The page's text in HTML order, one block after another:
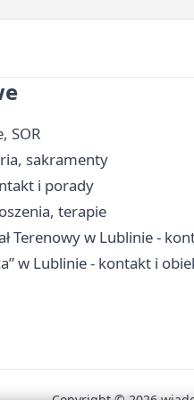
SOR
sakramenty
i porady
terapie
Terenowy w Lublinie -
w Lublinie - kontakt i